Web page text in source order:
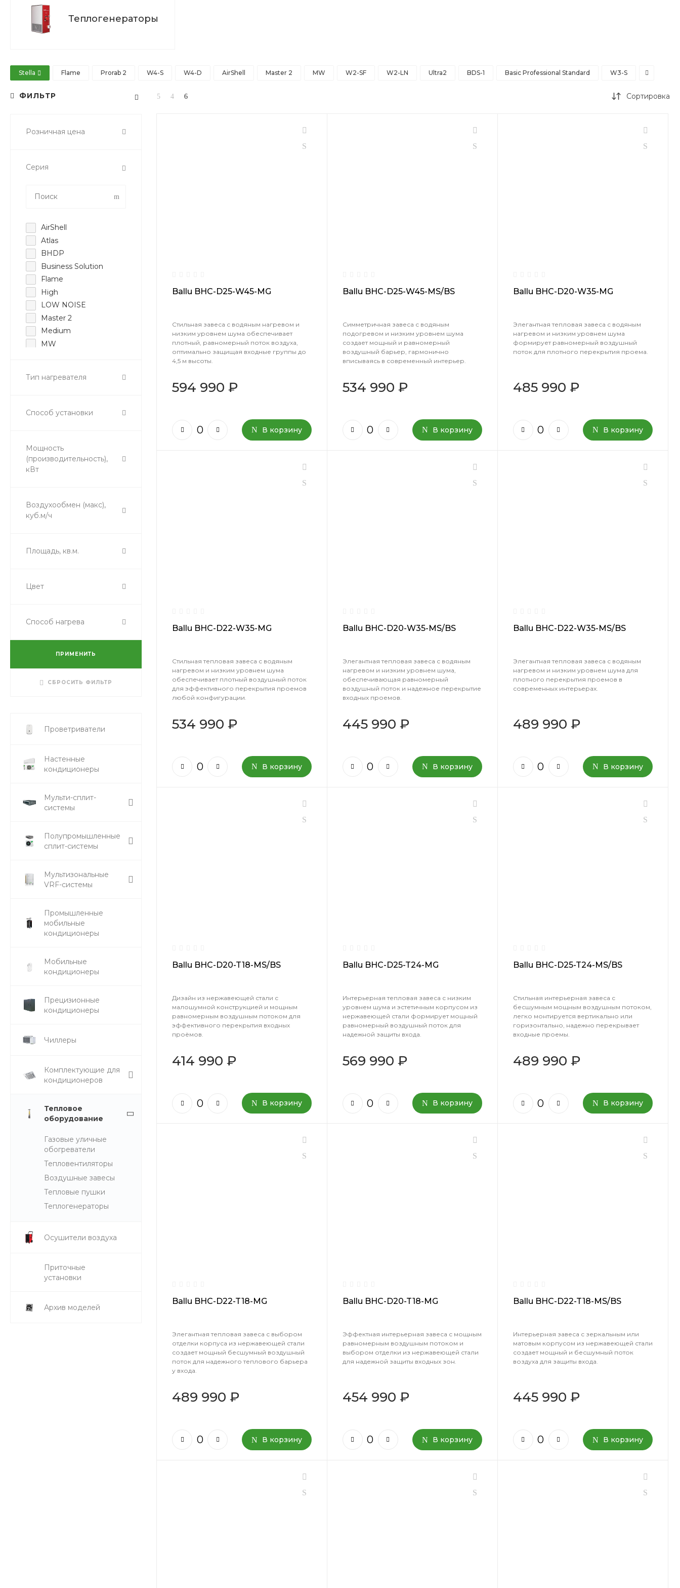
Теплогенераторы
Stella Flame Prorab 2 W4-S W4-D AirShell Master 2 MW W2-SF W2-LN Ultra2 BDS-1 Basic Professional Standard W3-S
ФИЛЬТР
Розничная цена
Серия
AirShell
Atlas
BHDP
Business Solution
Flame
High
LOW NOISE
Master 2
Medium
MW
Professional Standard
Professional Standard 2
Plus
Prorab 2
Stella
Vela
W2-LN
W3-S
Basic Professional
Standard 2
Standard 2
Medium Professional
W2 Compact
Тип нагревателя
Способ установки
Мощность
(производительность),
кВт
Воздухообмен (макс),
куб.м/ч
Площадь, кв.м.
Цвет
Способ нагрева
ПРИМЕНИТЬ
СБРОСИТЬ ФИЛЬТР
Проветриватели
Настенные
кондиционеры
Мульти-сплит-
системы
Полупромышленные
сплит-системы
Мультизональные
VRF-системы
Промышленные
мобильные
кондиционеры
Мобильные
кондиционеры
Прецизионные
кондиционеры
Чиллеры
Комплектующие для
кондиционеров
Тепловое
оборудование
Газовые уличные
обогреватели
Тепловентиляторы
Воздушные завесы
Тепловые пушки
Теплогенераторы
Осушители воздуха
Приточные
установки
Архив моделей
Сортировка
Ballu BHC-D25-W45-MG
Стильная завеса с водяным нагревом и
низким уровнем шума обеспечивает
плотный, равномерный поток воздуха,
оптимально защищая входные группы до
4,5 м высоты.
594 990 ₽
В корзину
Ballu BHC-D25-W45-MS/BS
Симметричная завеса с водяным
подогревом и низким уровнем шума
создает мощный и равномерный
воздушный барьер, гармонично
вписываясь в современный интерьер.
534 990 ₽
В корзину
Ballu BHC-D20-W35-MG
Элегантная тепловая завеса с водяным
нагревом и низким уровнем шума
формирует равномерный воздушный
поток для плотного перекрытия проема.
485 990 ₽
В корзину
Ballu BHC-D22-W35-MG
Стильная тепловая завеса с водяным
нагревом и низким уровнем шума
обеспечивает плотный воздушный поток
для эффективного перекрытия проемов
любой конфигурации.
534 990 ₽
В корзину
Ballu BHC-D20-W35-MS/BS
Элегантная тепловая завеса с водяным
нагревом и низким уровнем шума,
обеспечивающая равномерный
воздушный поток и надежное перекрытие
входных проемов.
445 990 ₽
В корзину
Ballu BHC-D22-W35-MS/BS
Элегантная тепловая завеса с водяным
нагревом и низким уровнем шума для
плотного перекрытия проемов в
современных интерьерах.
489 990 ₽
В корзину
Ballu BHC-D20-T18-MS/BS
Дизайн из нержавеющей стали с
малошумной конструкцией и мощным
равномерным воздушным потоком для
эффективного перекрытия входных
проёмов.
414 990 ₽
В корзину
Ballu BHC-D25-T24-MG
Интерьерная тепловая завеса с низким
уровнем шума и эстетичным корпусом из
нержавеющей стали формирует мощный
равномерный воздушный поток для
надежной защиты входа.
569 990 ₽
В корзину
Ballu BHC-D25-T24-MS/BS
Стильная интерьерная завеса с
бесшумным мощным воздушным потоком,
легко монтируется вертикально или
горизонтально, надежно перекрывает
входные проемы.
489 990 ₽
В корзину
Ballu BHC-D22-T18-MG
Элегантная тепловая завеса с выбором
отделки корпуса из нержавеющей стали
создает мощный бесшумный воздушный
поток для надежного теплового барьера
у входа.
489 990 ₽
В корзину
Ballu BHC-D20-T18-MG
Эффектная интерьерная завеса с мощным
равномерным воздушным потоком и
выбором отделки из нержавеющей стали
для надежной защиты входных зон.
454 990 ₽
В корзину
Ballu BHC-D22-T18-MS/BS
Интерьерная завеса с зеркальным или
матовым корпусом из нержавеющей стали
создает мощный и бесшумный поток
воздуха для защиты входа.
445 990 ₽
В корзину